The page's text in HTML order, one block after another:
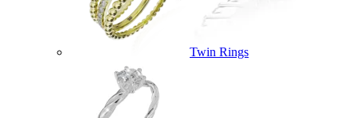
Twin Rings